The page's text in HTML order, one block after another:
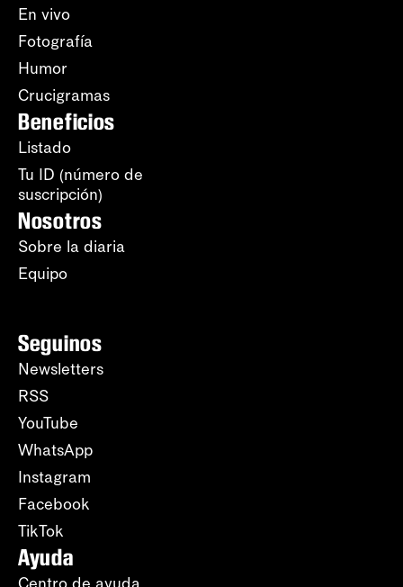
En vivo
Fotografía
Humor
Crucigramas
Beneficios
Listado
Tu ID (número de
suscripción)
Nosotros
Sobre la diaria
Equipo
Seguinos
Newsletters
RSS
YouTube
WhatsApp
Instagram
Facebook
TikTok
Ayuda